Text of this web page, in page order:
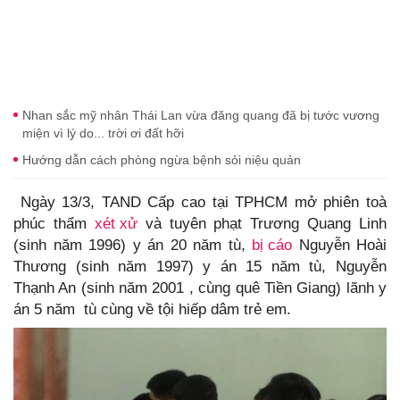
Nhan sắc mỹ nhân Thái Lan vừa đăng quang đã bị tước vương
miện vì lý do... trời ơi đất hỡi
Hướng dẫn cách phòng ngừa bệnh sỏi niệu quản
Ngày 13/3, TAND Cấp cao tại TPHCM mở phiên toà
phúc thẩm xét xửvà tuyên phạt Trương Quang Linh
(sinh năm 1996) y án 20 năm tù, bị cáo Nguyễn Hoài
Thương (sinh năm 1997) y án 15 năm tù, Nguyễn
Thạnh An (sinh năm 2001 , cùng quê Tiền Giang) lãnh y
án 5 năm tù cùng về tội hiếp dâm trẻ em.